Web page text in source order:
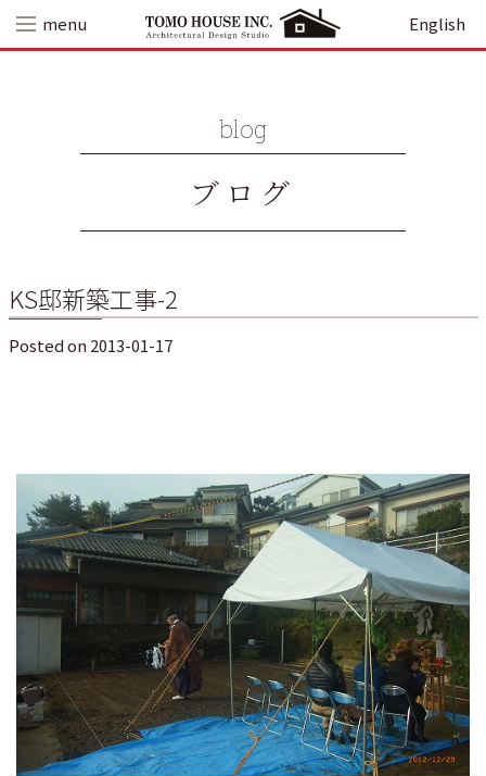
content
menu English
blog
ブログ
KS邸新築工事-2
Posted on 2013-01-17